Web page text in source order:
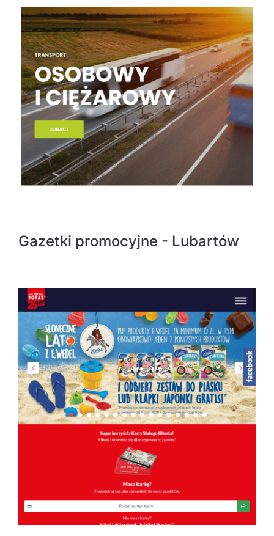
Gazetki promocyjne - Lubartów